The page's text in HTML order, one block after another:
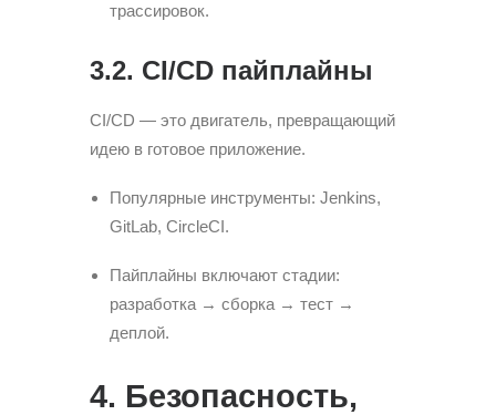
трассировок.
3.2. CI/CD пайплайны
CI/CD — это двигатель, превращающий
идею в готовое приложение.
Популярные инструменты: Jenkins,
GitLab, CircleCI.
Пайплайны включают стадии:
разработка → сборка → тест →
деплой.
4. Безопасность,